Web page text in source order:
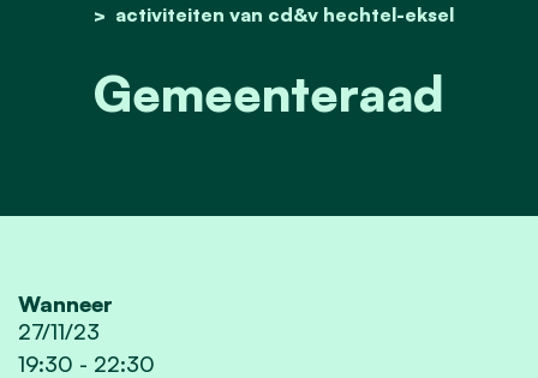
activiteiten van cd&v hechtel-eksel
Gemeenteraad
Wanneer
27/11/23
19:30 - 22:30